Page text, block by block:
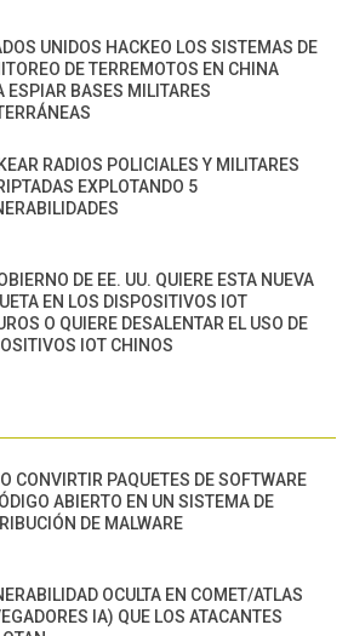
UNIDOS HACKEO LOS SISTEMAS DE
DE TERREMOTOS EN CHINA
ESPIAR BASES MILITARES
RADIOS POLICIALES Y MILITARES
EXPLOTANDO 5
DE EE. UU. QUIERE ESTA NUEVA
EN LOS DISPOSITIVOS IOT
O QUIERE DESALENTAR EL USO DE
IOT CHINOS
CONVIRTIR PAQUETES DE SOFTWARE
ABIERTO EN UN SISTEMA DE
DE MALWARE
OCULTA EN COMET/ATLAS
IA) QUE LOS ATACANTES